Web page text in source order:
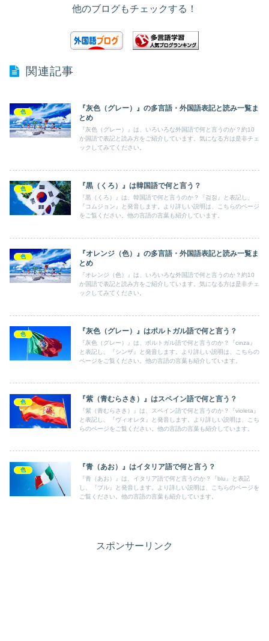
他のブログもチェックする！
関連記事
色
『灰色（グレー）』の多言語・外国語表記と読み一覧ま
とめ
『灰色（グレー）』は、いろいろな外国語で何と言うのか？約10
か国語で表記と読み方をご紹介しています。気になる方は是非チェ
ックしてみてください。
色 『黒（くろ）』は韓国語で何と言う？
『黒（くろ）』は、韓国語で何と言うのか？『검정』と表記し、
『コムジョン』と発音します。より詳しい説明は、こちらのページ
をご覧ください。他の言語の言葉も紹介しています。
色
『オレンジ（色）』の多言語・外国語表記と読み一覧ま
とめ
『オレンジ（色）』は、いろいろな外国語で何と言うのか？約10
か国語で表記と読み方をご紹介しています。気になる方は是非チェ
ックしてみてください。
色 『灰色（グレー）』はポルトガル語で何と言う？
『灰色（グレー）』は、ポルトガル語で何と言うのか？『cinza』
と表記し、『シンザ』と発音します。より詳しい説明は、こちらの
ページをご覧ください。他の言語の言葉も紹介しています。
色 『紫（青むらさき）』はスペイン語で何と言う？
『紫（青むらさき）』は、スペイン語で何と言うのか？『violeta』
と表記し、『ヴィオレタ』と発音します。より詳しい説明は、こち
らのページをご覧ください。他の言語の言葉も紹介しています。
色 『青（あお）』はイタリア語で何と言う？
『青（あお）』は、イタリア語で何と言うのか？『blu』と表記
し、『ブル』と発音します。より詳しい説明は、こちらのページを
ご覧ください。他の言語の言葉も紹介しています。
スポンサーリンク